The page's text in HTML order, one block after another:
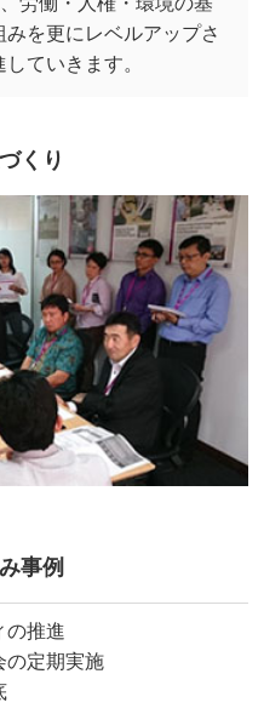
を更にレベルアップさ
ていきます。
くり
事例
の推進
の定期実施